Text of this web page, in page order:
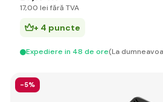
17,00 lei fără TVA
+ 4 puncte
Expediere in 48 de ore(La
-5%